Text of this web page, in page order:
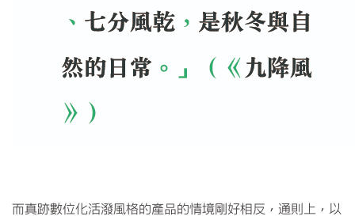
而真跡數位化活潑風格的產品的情境剛好相反，通則上，以